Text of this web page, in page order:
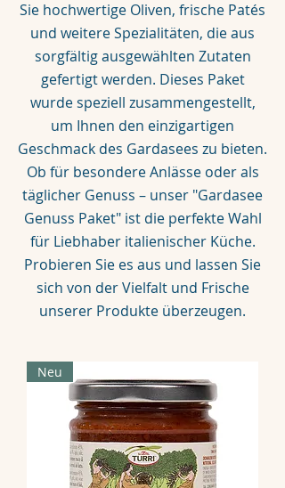
Sie hochwertige Oliven, frische Patés
und weitere Spezialitäten, die aus
sorgfältig ausgewählten Zutaten
gefertigt werden. Dieses Paket
wurde speziell zusammengestellt,
um Ihnen den einzigartigen
Geschmack des Gardasees zu bieten.
Ob für besondere Anlässe oder als
täglicher Genuss – unser "Gardasee
Genuss Paket" ist die perfekte Wahl
für Liebhaber italienischer Küche.
Probieren Sie es aus und lassen Sie
sich von der Vielfalt und Frische
unserer Produkte überzeugen.
Neu